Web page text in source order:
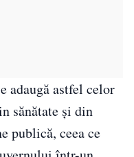
adaugă astfel celor
sănătate și din
publică, ceea ce